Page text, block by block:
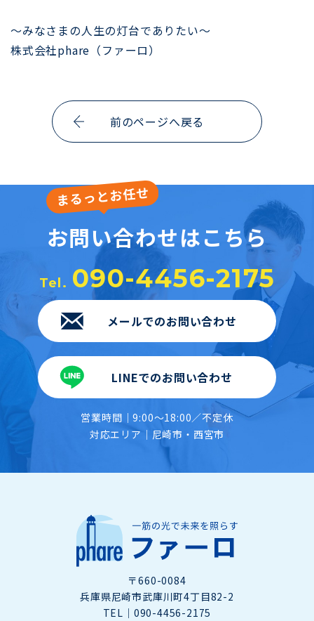
情報
会社概要
新着情報
コーポレートサイト
～みなさまの人生の灯台でありたい～
株式会社phare（ファーロ）
前のページへ戻る
お問い合わせはこちら
Tel. 090-4456-2175
メールでのお問い合わせ
LINEでのお問い合わせ
営業時間｜9:00〜18:00／不定休
対応エリア｜尼崎市・西宮市
〒660-0084
兵庫県尼崎市武庫川町4丁目82-2
TEL｜ 090-4456-2175